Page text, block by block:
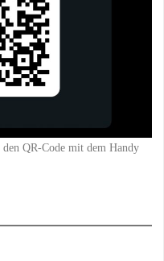
QR-Code mit dem Handy